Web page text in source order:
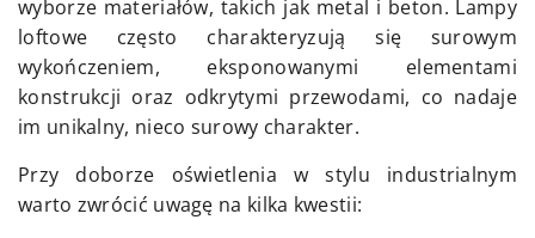
wyborze materiałów, takich jak metal i beton. Lampy
loftowe często charakteryzują się surowym
wykończeniem, eksponowanymi elementami
konstrukcji oraz odkrytymi przewodami, co nadaje
im unikalny, nieco surowy charakter.
Przy doborze oświetlenia w stylu industrialnym
warto zwrócić uwagę na kilka kwestii: